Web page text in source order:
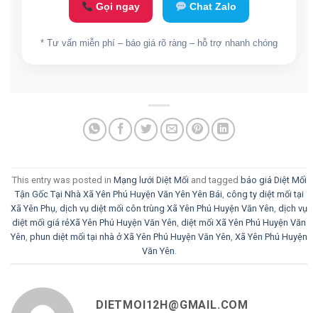
Gọi ngay Chat Zalo
* Tư vấn miễn phí – báo giá rõ ràng – hỗ trợ nhanh chóng
This entry was posted in Mạng lưới Diệt Mối and tagged báo giá Diệt Mối
Tận Gốc Tại Nhà Xã Yên Phú Huyện Văn Yên Yên Bái công ty diệt mối tại
Xã Yên Phụ dịch vụ diệt mối côn trùng Xã Yên Phú Huyện Văn Yên dịch vụ
diệt mối giá rẻXã Yên Phú Huyện Văn Yên diệt mối Xã Yên Phú Huyện Văn
Yên phun diệt mối tại nhà ở Xã Yên Phú Huyện Văn Yên Xã Yên Phú Huyện
Văn Yên
DIETMOI12H@GMAIL.COM